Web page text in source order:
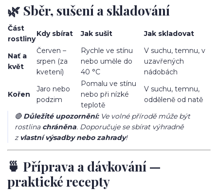
🌿 Sběr, sušení a skladování
Část
rostliny
Kdy sbírat Jak sušit Jak skladovat
Nať a
květ
Červen –
srpen (za
kvetení)
Rychle ve stínu
nebo uměle do
40 °C
V suchu, temnu, v
uzavřených
nádobách
Kořen
Jaro nebo
podzim
Pomalu ve stínu
nebo při nízké
teplotě
V suchu, temnu,
odděleně od natě
🔴 Důležité upozornění:Ve volné přírodě může být
rostlina chráněna. Doporučuje se sbírat výhradně
z vlastní výsadby nebo zahrady!
🍵 Příprava a dávkování —
praktické recepty